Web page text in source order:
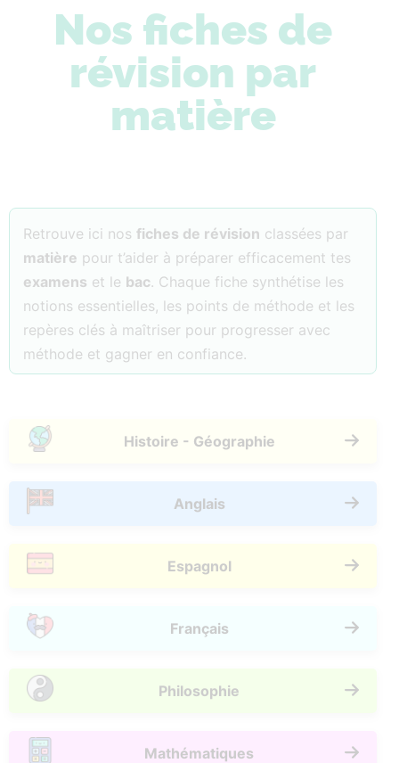
Nos fiches de
révision par
matière
Retrouve ici nos fiches de révision classées par
matière pour t’aider à préparer efficacement tes
examens et le bac. Chaque fiche synthétise les
notions essentielles, les points de méthode et les
repères clés à maîtriser pour progresser avec
méthode et gagner en confiance.
Histoire - Géographie
Anglais
Espagnol
Français
Philosophie
Mathématiques